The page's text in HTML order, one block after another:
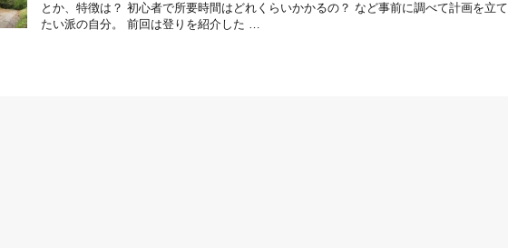
とか、特徴は？ 初心者で所要時間はどれくらいかかるの？ など事前に調べて計画を立て
たい派の自分。 前回は登りを紹介した …